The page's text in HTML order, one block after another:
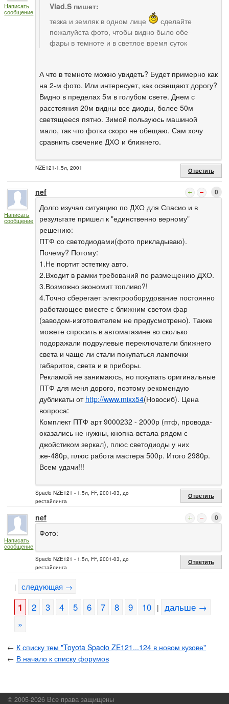
Написать
сообщение
Vlad.S пишет:
тезка и земляк в одном лице
сделайте
пожалуйста фото, чтобы видно было обе
фары в темноте и в светлое время суток
А что в темноте можно увидеть? Будет примерно как
на 2-м фото. Или интересует, как освещают дорогу?
Видно в пределах 5м в голубом свете. Днем с
расстояния 20м видны все диоды, более 50м
светящееся пятно. Зимой пользуюсь машиной
мало, так что фотки скоро не обещаю. Сам хочу
сравнить свечение ДХО и ближнего.
NZE121-1.5л, 2001 Ответить
Написать
сообщение
nef 0
Долго изучал ситуацию по ДХО для Спасио и в
результате пришел к "единственно верному"
решению:
ПТФ со светодиодами(фото прикладываю).
Почему? Потому:
1.Не портит эстетику авто.
2.Входит в рамки требований по размещению ДХО.
3.Возможно экономит топливо?!
4.Точно сберегает электрооборудование постоянно
работающее вместе с ближним светом фар
(заводом-изготовителем не предусмотрено). Также
можете спросить в автомагазине во сколько
подоражали подрулевые переключатели ближнего
света и чаще ли стали покупаться лампочки
габаритов, света и в приборы.
Рекламой не занимаюсь, но покупать оригинальные
ПТФ для меня дорого, поэтому рекомендую
дубликаты от http://www.mixx54(Новосиб). Цена
вопроса:
Комплект ПТФ арт 9000232 - 2000р (птф, провода-
оказались не нужны, кнопка-встала рядом с
джойстиком зеркал), плюс светодиоды у них
же-480р, плюс работа мастера 500р. Итого 2980р.
Всем удачи!!!
Spacio NZE121 - 1.5л, FF, 2001-03, до
рестайлинга
Ответить
Написать
сообщение
nef 0
Фото:
Spacio NZE121 - 1.5л, FF, 2001-03, до
рестайлинга
Ответить
| следующая →
1 2 3 4 5 6 7 8 9 10 | дальше →
»
← К списку тем "Toyota Spacio ZE121...124 в новом кузове"
← В начало к списку форумов
© 2005-2026 Все права защищены